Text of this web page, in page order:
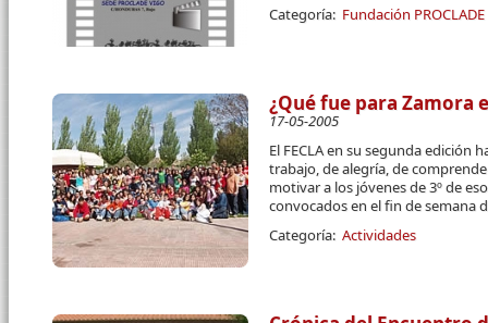
Categoría: Fundación PROCLADE
¿Qué fue para Zamora
17-05-2005
El FECLA en su segunda edición
trabajo, de alegría, de
motivar a los jóvenes de 3º de
convocados en el fin de semana
Categoría: Actividades